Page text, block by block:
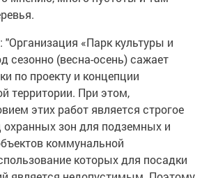
«Парк культуры и
сезонно (весна-осень) сажает
по проекту и концепции
территории. При этом,
этих работ является строгое
зон для подземных и
коммунальной
которых для посадки